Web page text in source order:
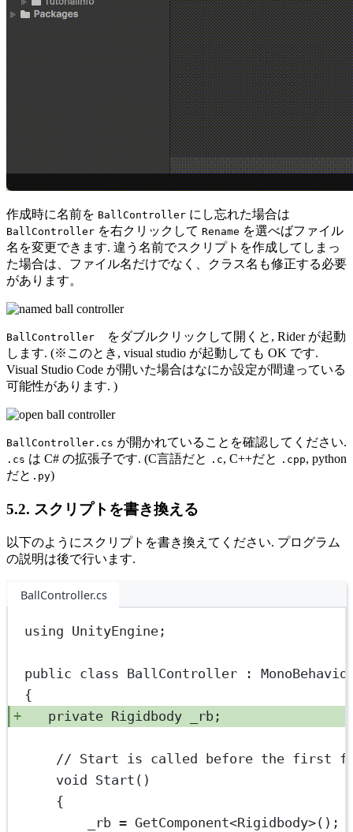
作成時に名前を BallController にし忘れた場合は
BallController を右クリックして Rename を選べばファイル
名を変更できます. 違う名前でスクリプトを作成してしまっ
た場合は、ファイル名だけでなく、クラス名も修正する必要
があります。
BallController をダブルクリックして開くと, Rider が起動
します. (※このとき, visual studio が起動しても OK です.
Visual Studio Code が開いた場合はなにか設定が間違っている
可能性があります. )
BallController.cs が開かれていることを確認してください.
.cs は C# の拡張子です. (C言語だと .c, C++だと .cpp, python
だと .py)
5.2. スクリプトを書き換える
以下のようにスクリプトを書き換えてください. プログラム
の説明は後で行います.
BallController.cs
using UnityEngine ;
public class BallController :
{
private Rigidbody _rb ;
// Start is called before the first
void
Start ()
{
_rb = GetComponent<Rigidbody>();